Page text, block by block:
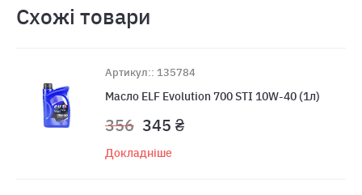
Схожі товари
Артикул:: 135784
Масло ELF Evolution 700 STI 10W-40 (1л)
356 345 ₴
Докладніше